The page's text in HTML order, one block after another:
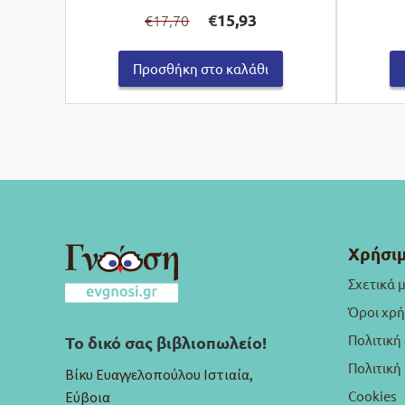
€17,70
price
€17,70.
€15,93τρέχουσα
είναι:
€15,93.
Προσθήκη στο καλάθι
Το δικό σας βιβλιοπωλείο!
Βίκυ Ευαγγελοπούλου Ιστιαία,
Εύβοια
Σχετικά
Όροι
Cookies